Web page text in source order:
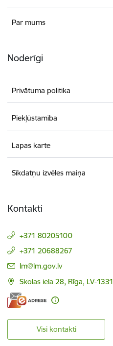
Par mums
Noderīgi
Privātuma politika
Piekļūstamība
Lapas karte
Sīkdatņu izvēles maiņa
Kontakti
+371 80205100
+371 20688267
E-pasts:
lm@lm.gov.lv
Skolas iela 28, Rīga, LV-1331
Visi kontakti